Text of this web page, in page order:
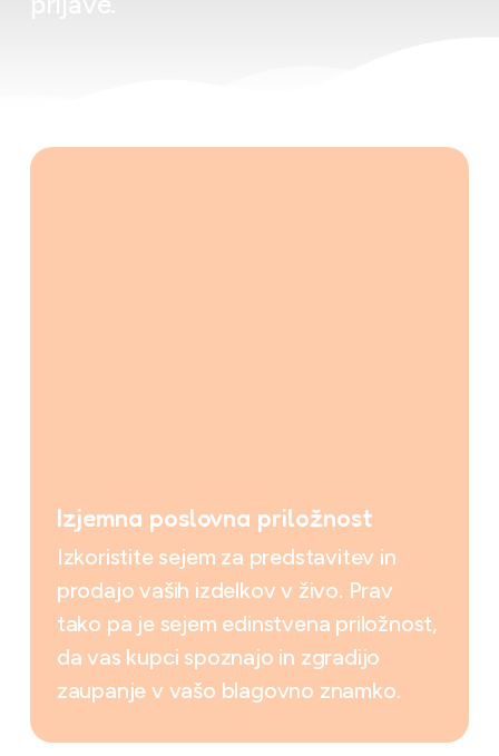
Izjemna poslovna priložnost
Izkoristite sejem za predstavitev in
prodajo vaših izdelkov v živo. Prav
tako pa je sejem edinstvena priložnost,
da vas kupci spoznajo in zgradijo
zaupanje v vašo blagovno znamko.